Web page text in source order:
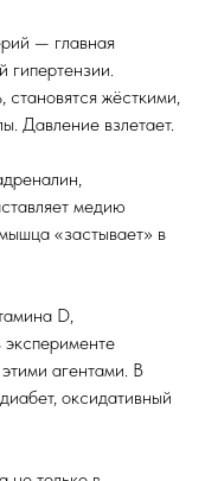
— главная
гипертензии.
становятся жёсткими,
Давление взлетает.
медию
«застывает» в
D,
агентами. В
оксидативный